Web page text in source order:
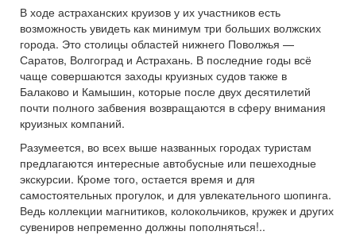
В ходе астраханских круизов у их участников есть
возможность увидеть как минимум три больших волжских
города. Это столицы областей нижнего Поволжья —
Саратов, Волгоград и Астрахань. В последние годы всё
чаще совершаются заходы круизных судов также в
Балаково и Камышин, которые после двух десятилетий
почти полного забвения возвращаются в сферу внимания
круизных компаний.
Разумеется, во всех выше названных городах туристам
предлагаются интересные автобусные или пешеходные
экскурсии. Кроме того, остается время и для
самостоятельных прогулок, и для увлекательного шопинга.
Ведь коллекции магнитиков, колокольчиков, кружек и других
сувениров непременно должны пополняться!..